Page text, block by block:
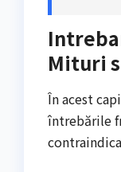
Mituri
În acest
întrebările